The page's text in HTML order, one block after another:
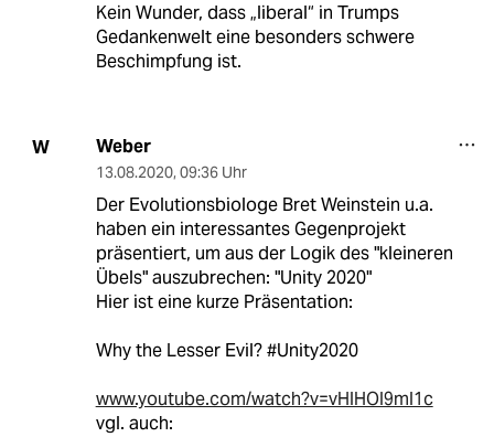
Kein Wunder, dass „liberal“ in Trumps
Gedankenwelt eine besonders schwere
Beschimpfung ist.
W Weber
13.08.2020, 09:36 Uhr
Der Evolutionsbiologe Bret Weinstein u.a.
haben ein interessantes Gegenprojekt
präsentiert, um aus der Logik des "kleineren
Übels" auszubrechen: "Unity 2020"
Hier ist eine kurze Präsentation:
Why the Lesser Evil? #Unity2020
www.youtube.com/watch?v=vHIHOI9mI1c
vgl. auch: